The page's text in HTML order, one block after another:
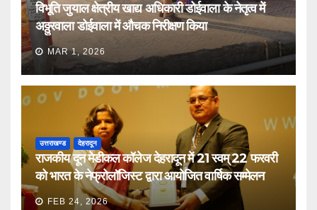
विभूति जुयाल क्षेत्रीय खाद्य अधिकारी डोईवाला के नेतृत्व में
अठ्ठुरवाला डोईवाला में औचक निरीक्षण किया
MAR 1, 2026
उत्तराखण्ड देहरादून
राजकीय दून मेडीकल कॉलेज देहरादून में 21 स्वम् 22 फरवरी
को भारत के नेफ्रोलॉजिस्ट द्वारा आयोजित वार्षिक सम्मेलन
FEB 24, 2026